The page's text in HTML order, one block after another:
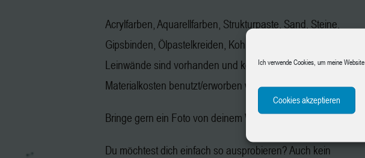
Ich verwende Cookies, um meine
Cookies akzeptieren
Acrylfarben, Aquarellfarben, Strukturpaste, Sand, Steine,
Gipsbinden, Ölpastelkreiden, Kohle, Graphit, Papier und
Leinwände sind vorhanden und können gegen
Materialkosten benutzt/erworben werden.
Bringe gern ein Foto von deinem Wunschmotiv mit.
Du möchtest dich einfach so ausprobieren? Auch kein